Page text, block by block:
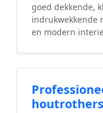
goed dekkende,
indrukwekkende
en modern